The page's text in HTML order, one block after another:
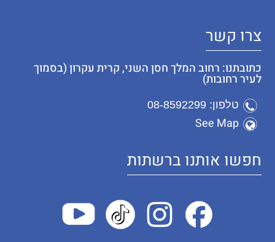
צרו קשר
כתובתנו: רחוב המלך חסן השני, קרית עקרון (בסמוך
לעיר רחובות)
טלפון: 08-8592299
See Map
חפשו אותנו ברשתות